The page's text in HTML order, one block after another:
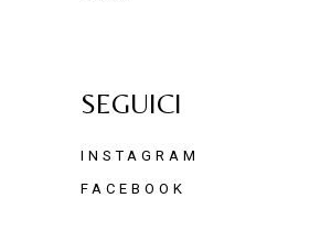
SEGUICI
INSTAGRAM
FACEBOOK